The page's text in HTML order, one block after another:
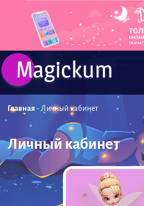
Главная -Личный кабинет
Личный кабинет